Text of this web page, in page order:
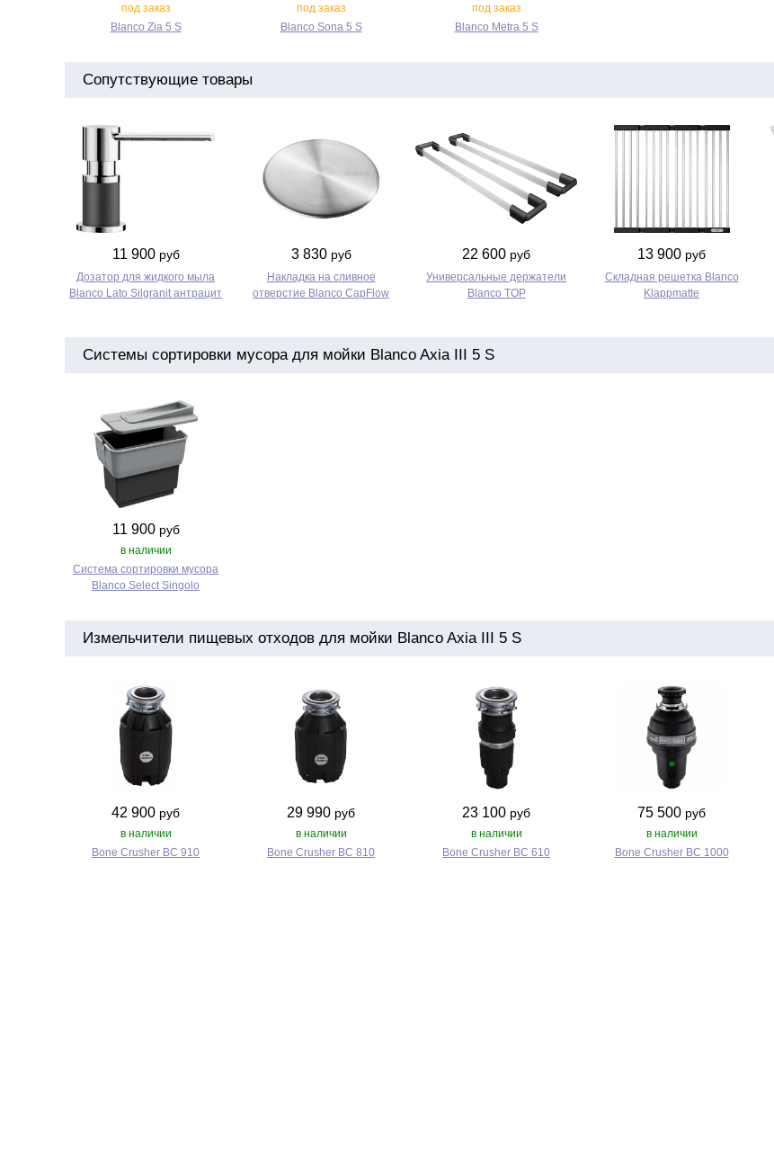
под заказ
Blanco Zia 5 S
под заказ
Blanco Sona 5 S
под заказ
Blanco Metra 5 S
Сопутствующие товары
11 900 руб
Дозатор для жидкого мыла
Blanco Lato Silgranit антрацит
3 830 руб
Накладка на сливное
отверстие Blanco CapFlow
22 600 руб
Универсальные держатели
Blanco TOP
13 900 руб
Складная решетка Blanco
Klappmatte
Системы сортировки мусора для мойки Blanco Axia III 5 S
11 900 руб
в наличии
Система сортировки мусора
Blanco Select Singolo
Измельчители пищевых отходов для мойки Blanco Axia III 5 S
42 900 руб
в наличии
Bone Crusher BC 910
29 990 руб
в наличии
Bone Crusher BC 810
23 100 руб
в наличии
Bone Crusher BC 610
75 500 руб
в наличии
Bone Crusher BC 1000